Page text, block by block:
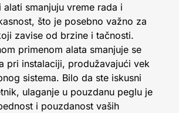
smanjuju vreme rada i
što je posebno važno za
zavise od brzine i tačnosti.
primenom alata smanjuje se
pri instalaciji, produžavajući vek
sistema. Bilo da ste iskusni
ulaganje u pouzdanu peglu je
i pouzdanost vaših